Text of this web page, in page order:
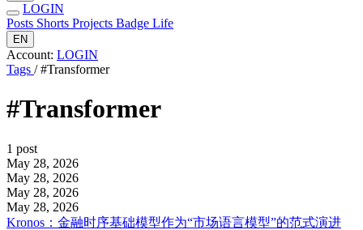
LOGIN
Posts Shorts Projects Badge Life
EN
Account: LOGIN
Tags / #Transformer
#Transformer
1 post
May 28, 2026
May 28, 2026
May 28, 2026
May 28, 2026
Kronos：金融时序基础模型作为“市场语言模型”的范式演进